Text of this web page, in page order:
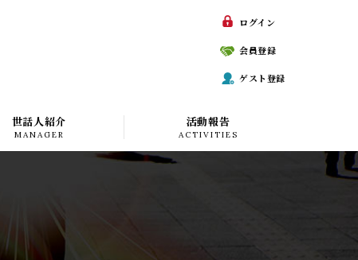
ログイン
会員登録
ゲスト登録
世話人紹介
MANAGER
活動報告
ACTIVITIES